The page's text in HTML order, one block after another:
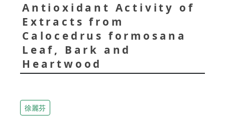
Antioxidant Activity of
Extracts from
Calocedrus formosana
Leaf, Bark and
Heartwood
徐麗芬